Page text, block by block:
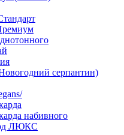
серпантин)
набивного
ЛЮКС